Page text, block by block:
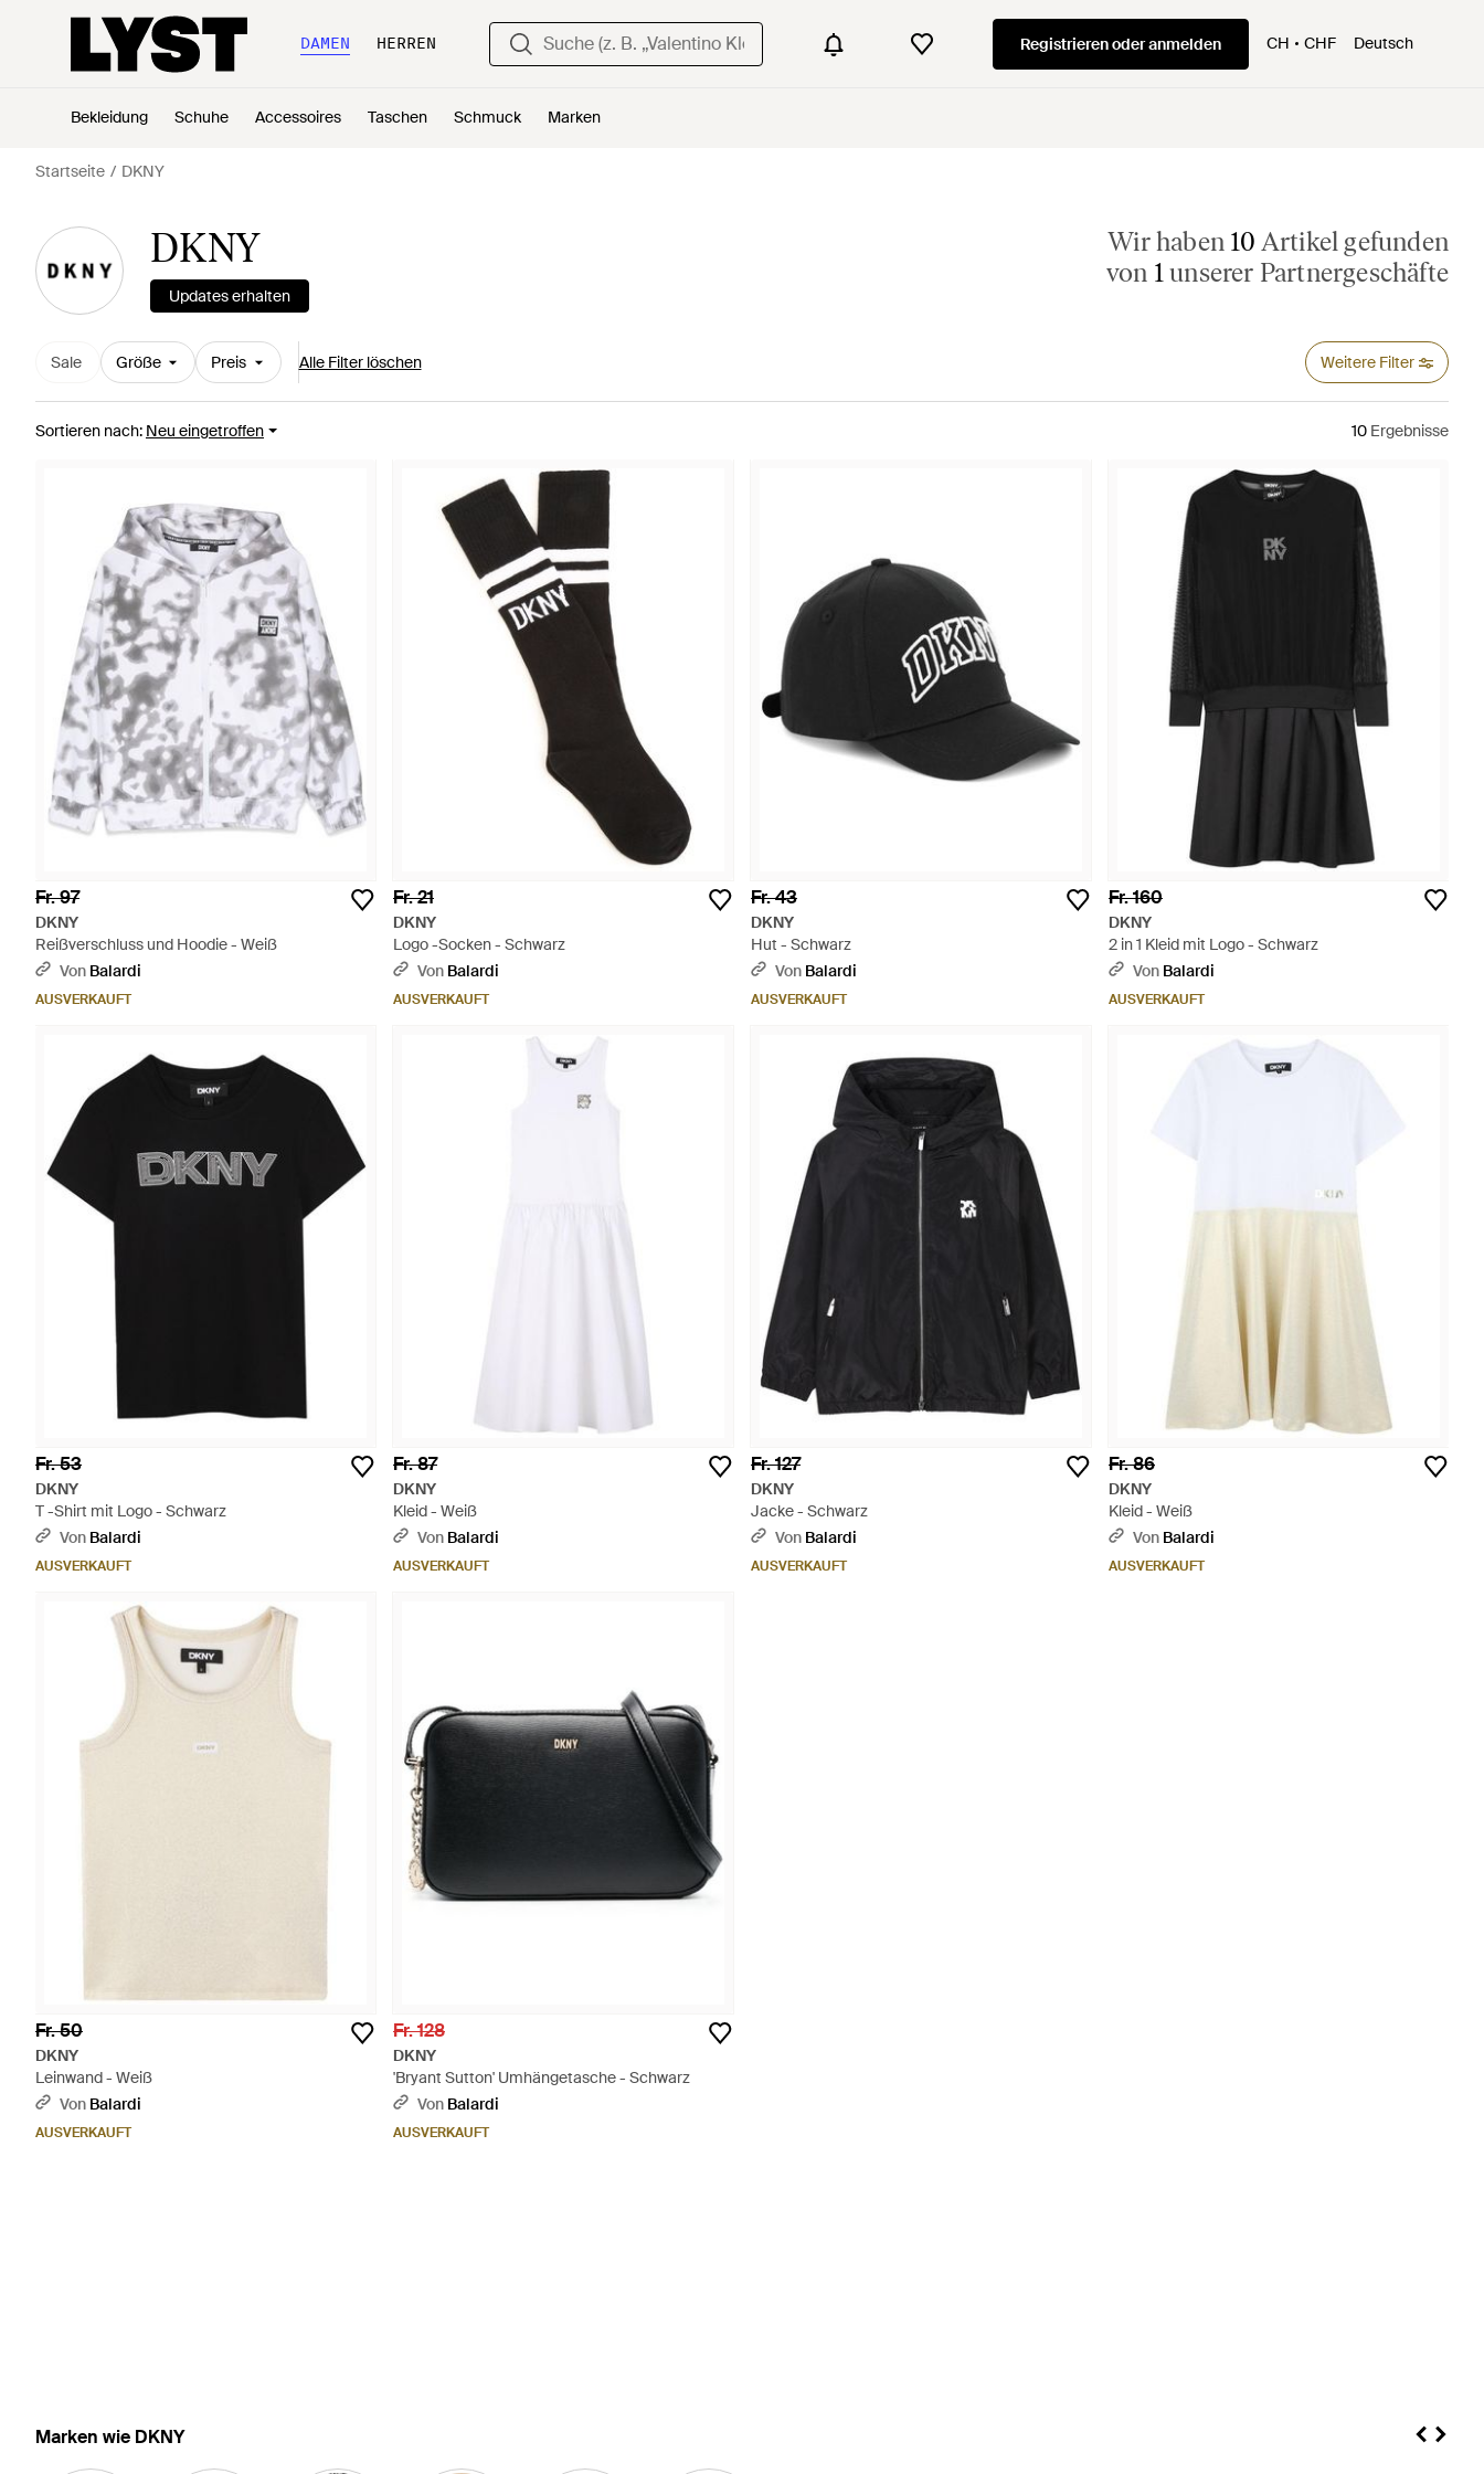
DAMEN HERREN Registrieren oder anmelden CH CHF Deutsch
Bekleidung Schuhe Accessoires Taschen Schmuck Marken
Startseite DKNY
DKNY
Updates erhalten
Wir haben 10 Artikel gefunden
von 1unserer Partnergeschäfte
Sale Größe Preis Alle Filter löschen Weitere Filter
Sortieren nach: Neu eingetroffen 10 Ergebnisse
Fr. 97
DKNY
Reißverschluss und Hoodie - Weiß
Von Balardi
AUSVERKAUFT
Fr. 21
DKNY
Logo -Socken - Schwarz
Von Balardi
AUSVERKAUFT
Fr. 43
DKNY
Hut - Schwarz
Von Balardi
AUSVERKAUFT
Fr. 160
DKNY
2 in 1 Kleid mit Logo - Schwarz
Von Balardi
AUSVERKAUFT
Fr. 53
DKNY
T -Shirt mit Logo - Schwarz
Von Balardi
AUSVERKAUFT
Fr. 87
DKNY
Kleid - Weiß
Von Balardi
AUSVERKAUFT
Fr. 127
DKNY
Jacke - Schwarz
Von Balardi
AUSVERKAUFT
Fr. 86
DKNY
Kleid - Weiß
Von Balardi
AUSVERKAUFT
Fr. 50
DKNY
Leinwand - Weiß
Von Balardi
AUSVERKAUFT
Fr. 128
DKNY
'Bryant Sutton' Umhängetasche - Schwarz
Von Balardi
AUSVERKAUFT
Marken wie DKNY